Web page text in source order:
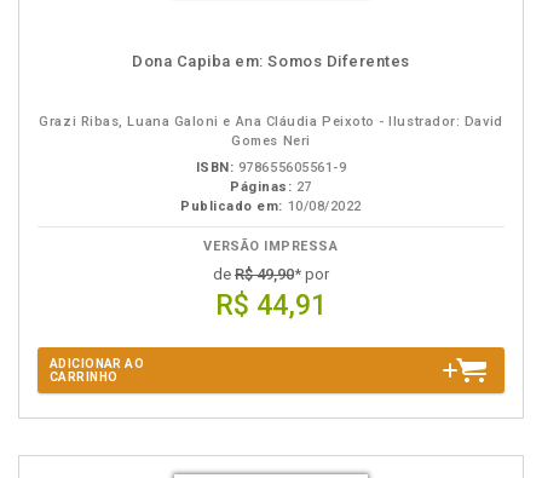
Dona Capiba em: Somos Diferentes
Grazi Ribas, Luana Galoni e Ana Cláudia Peixoto - Ilustrador: David
Gomes Neri
ISBN: 978655605561-9
Páginas: 27
Publicado em: 10/08/2022
VERSÃO IMPRESSA
de R$ 49,90* por
R$ 44,91
ADICIONAR AO
CARRINHO